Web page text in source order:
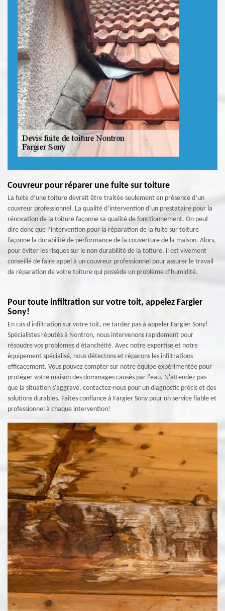
Couvreur pour réparer une fuite sur toiture
La fuite d’une toiture devrait être traitée seulement en présence d’un
couvreur professionnel. La qualité d’intervention d’un prestataire pour la
rénovation de la toiture façonne sa qualité de fonctionnement. On peut
dire donc que l’intervention pour la réparation de la fuite sur toiture
façonne la durabilité de performance de la couverture de la maison. Alors,
pour éviter les risques sur le non durabilité de la toiture, il est vivement
conseillé de faire appel à un couvreur professionnel pour assurer le travail
de réparation de votre toiture qui possède un problème d’humidité.
Pour toute infiltration sur votre toit, appelez Fargier
Sony!
En cas d'infiltration sur votre toit, ne tardez pas à appeler Fargier Sony!
Spécialistes réputés à Nontron, nous intervenons rapidement pour
résoudre vos problèmes d'étanchéité. Avec notre expertise et notre
équipement spécialisé, nous détectons et réparons les infiltrations
efficacement. Vous pouvez compter sur notre équipe expérimentée pour
protéger votre maison des dommages causés par l'eau. N'attendez pas
que la situation s'aggrave, contactez-nous pour un diagnostic précis et des
solutions durables. Faites confiance à Fargier Sony pour un service fiable et
professionnel à chaque intervention!